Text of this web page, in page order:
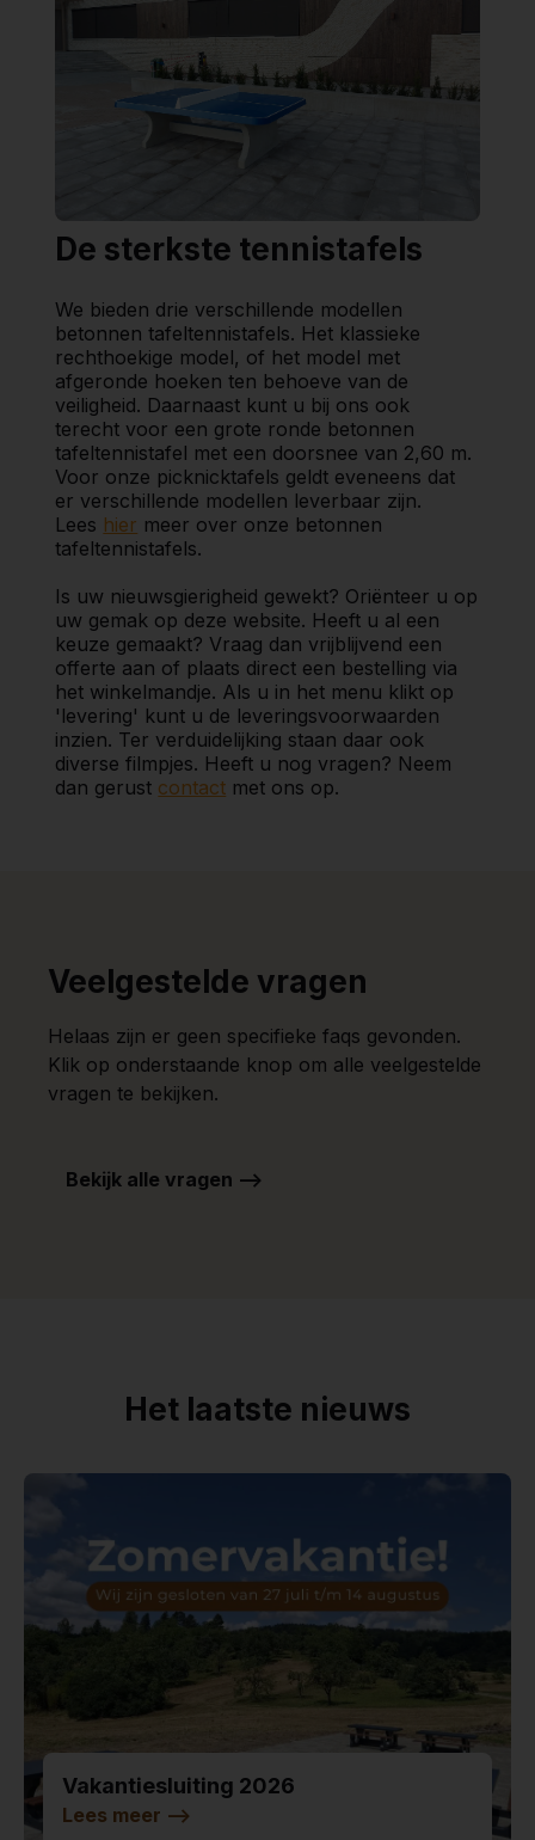
De sterkste tennistafels
We bieden drie verschillende modellen
betonnen tafeltennistafels. Het klassieke
rechthoekige model, of het model met
afgeronde hoeken ten behoeve van de
veiligheid. Daarnaast kunt u bij ons ook
terecht voor een grote ronde betonnen
tafeltennistafel met een doorsnee van 2,60 m.
Voor onze picknicktafels geldt eveneens dat
er verschillende modellen leverbaar zijn.
Lees hier meer over onze betonnen
tafeltennistafels.
Is uw nieuwsgierigheid gewekt? Oriënteer u op
uw gemak op deze website. Heeft u al een
keuze gemaakt? Vraag dan vrijblijvend een
offerte aan of plaats direct een bestelling via
het winkelmandje. Als u in het menu klikt op
'levering' kunt u de leveringsvoorwaarden
inzien. Ter verduidelijking staan daar ook
diverse filmpjes. Heeft u nog vragen? Neem
dan gerust contact met ons op.
Veelgestelde vragen
Helaas zijn er geen specifieke faqs gevonden.
Klik op onderstaande knop om alle veelgestelde
vragen te bekijken.
Bekijk alle vragen -->
Het laatste nieuws
Vakantiesluiting 2026
Lees meer -->